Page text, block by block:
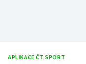
APLIKACE ČT SPORT